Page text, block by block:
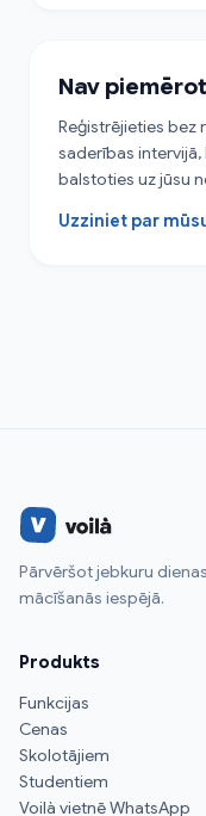
Nav
Reģistrējieties bez
saderības
balstoties uz jūsu
Uzziniet par
Pārvēršot jebkuru
mācīšanās iespējā.
Produkts
Funkcijas
Cenas
Skolotājiem
Studentiem
Voilà vietnē WhatsApp